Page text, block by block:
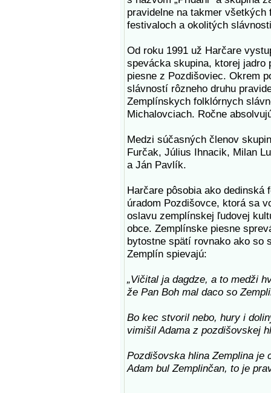
pravidelne na takmer všetkých
festivaloch a okolitých
Od roku 1991 už Harčare
spevácka skupina, ktorej jadro
piesne z Pozdišoviec. Okrem
slávností rôzneho druhu
Zemplínskych folklórnych
Michalovciach. Ročne
Medzi súčasných členov
Furčak, Július Ihnacik, Milan
a Ján Pavlík.
Harčare pôsobia ako dedinská
úradom Pozdišovce, ktorá sa
oslavu zemplínskej ľudovej
obce. Zemplínske piesne
bytostne spätí rovnako ako so
Zemplín spievajú:
„Vičital ja dagdze, a to medži
že Pan Boh mal daco so
Bo kec stvoril nebo, hury i
vimišil Adama z pozdišovskej
Pozdišovska hlina Zemplina je
Adam bul Zemplinčan, to je